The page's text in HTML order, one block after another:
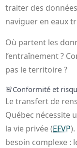
traiter des
naviguer en eaux
Où partent les
l’entraînement ?
pas le territoire ?
🚨Conformité et
Le transfert de
Québec nécessite
la vie privée (EFVP
besoin complexe :